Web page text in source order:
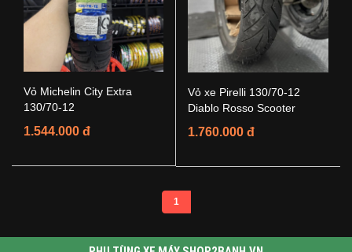
Vỏ Michelin City Extra
130/70-12
1.544.000 đ
Vỏ xe Pirelli 130/70-12
Diablo Rosso Scooter
1.760.000 đ
1